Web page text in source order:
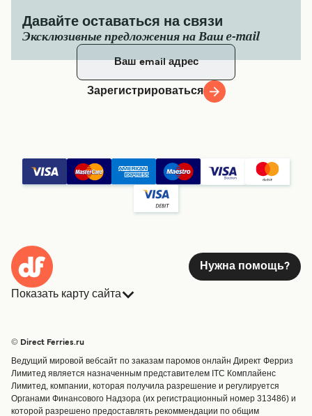
Давайте оставаться на связи
Эксклюзивные предложения на Ваш e-mail
Зарегистрироваться
Нужна помощь?
Показать карту сайта
Страны
Обслуживание клиентов
Операторы
Маршруты и порты
Special Offers
Грузоперевозки
© Direct Ferries.ru
Ведущий мировой вебсайт по заказам паромов онлайн Директ Ферриз
Лимитед является назначенным представителем ITC Комплайенс
Лимитед, компании, которая получила разрешение и регулируется
Органами Финансового Надзора (их регистрационный номер 313486) и
которой разрешено предоставлять рекоммендации по общим